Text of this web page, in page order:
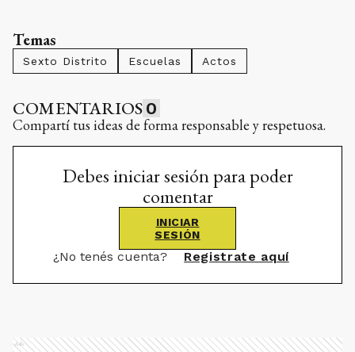
Temas
Sexto Distrito Escuelas Actos
COMENTARIOS 0
Compartí tus ideas de forma responsable y respetuosa.
Debes iniciar sesión para poder
comentar
INICIAR
SESIÓN
¿No tenés cuenta? Registrate aquí
Ads